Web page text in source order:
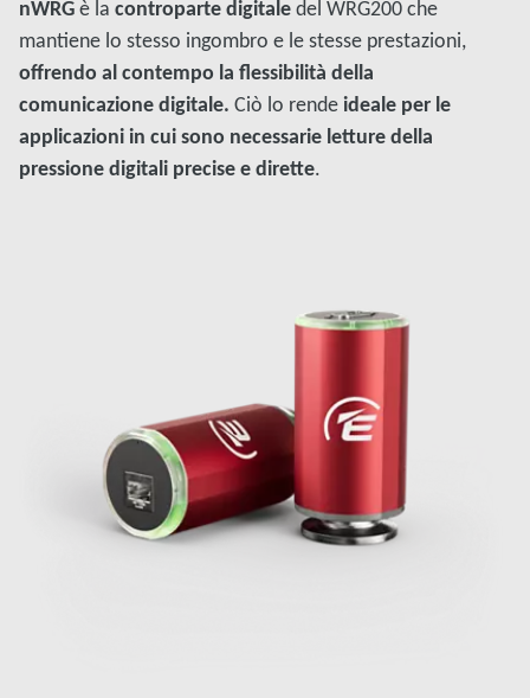
nWRGè la controparte digitaledel WRG200 che
mantiene lo stesso ingombro e le stesse prestazioni,
offrendo al contempo la flessibilità della
comunicazione digitale. Ciò lo rendeideale per le
applicazioni in cui sono necessarie letture della
pressione digitali precise e dirette.